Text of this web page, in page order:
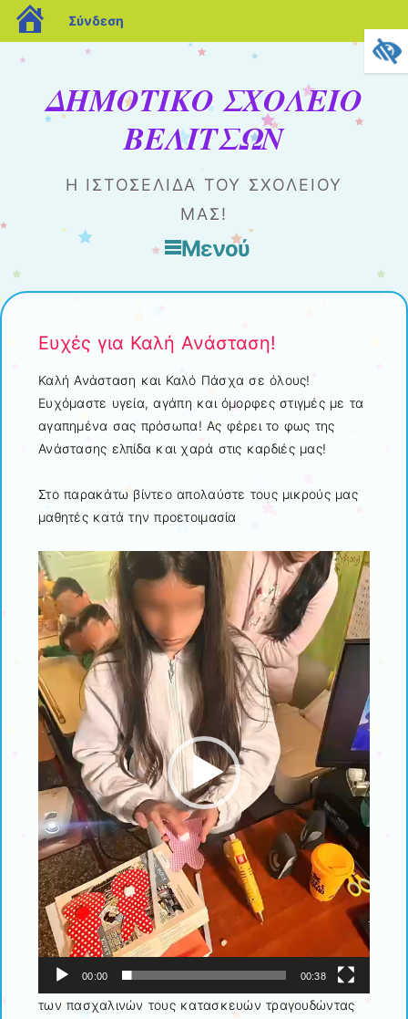
blogs.sch.gr
Σύνδεση
ΔΗΜΟΤΙΚΟ ΣΧΟΛΕΙΟ
ΒΕΛΙΤΣΩΝ
Η ΙΣΤΟΣΕΛΊΔΑ ΤΟΥ ΣΧΟΛΕΊΟΥ
ΜΑΣ!
Μενού
Μετάβαση στο περιεχόμενο
Ευχές για Καλή Ανάσταση!
Καλή Ανάσταση και Καλό Πάσχα σε όλους!
Ευχόμαστε υγεία, αγάπη και όμορφες στιγμές με τα
αγαπημένα σας πρόσωπα! Ας φέρει το φως της
Ανάστασης ελπίδα και χαρά στις καρδιές μας!
Στο παρακάτω βίντεο απολαύστε τους μικρούς μας
μαθητές κατά την προετοιμασία
Πρόγραμμα
Αναπαραγωγής
Βίντεο
00:00 00:38
των πασχαλινών τους κατασκευών τραγουδώντας